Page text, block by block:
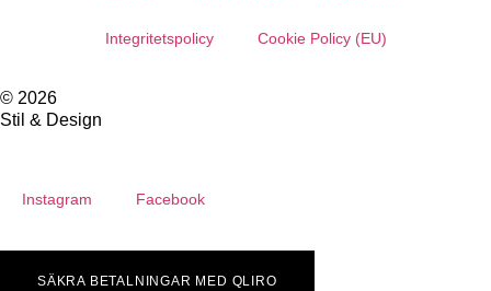
Integritetspolicy Cookie Policy (EU)
© 2026
Stil & Design
Instagram Facebook
SÄKRA BETALNINGAR MED QLIRO